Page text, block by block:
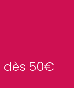
dès 50€